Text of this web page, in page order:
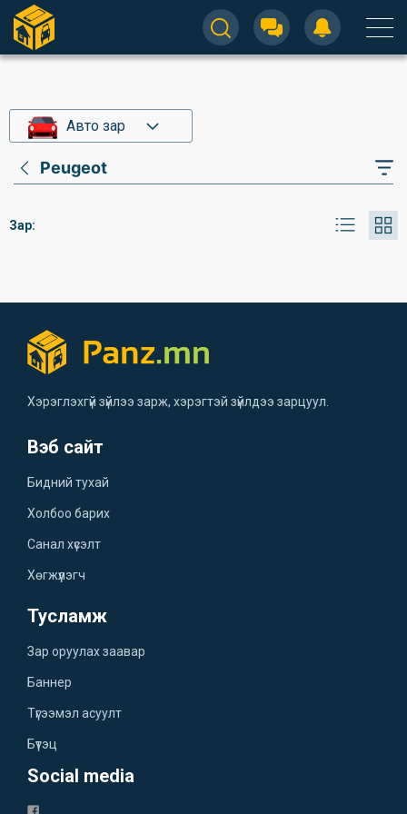
Авто зар
Peugeot
Зар:
Хэрэглэхгүй зүйлээ зарж, хэрэгтэй зүйлдээ зарцуул.
Вэб сайт
Бидний тухай
Холбоо барих
Санал хүсэлт
Хөгжүүлэгч
Тусламж
Зар оруулах заавар
Баннер
Түгээмэл асуулт
Бүтэц
Social media